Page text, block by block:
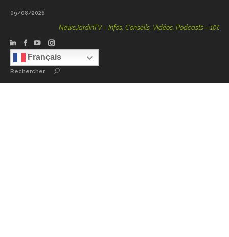
09/08/2026
NewsJardinTV – Infos, Conseils, Vidéos, Podcasts – 100 %
Français
Rechercher